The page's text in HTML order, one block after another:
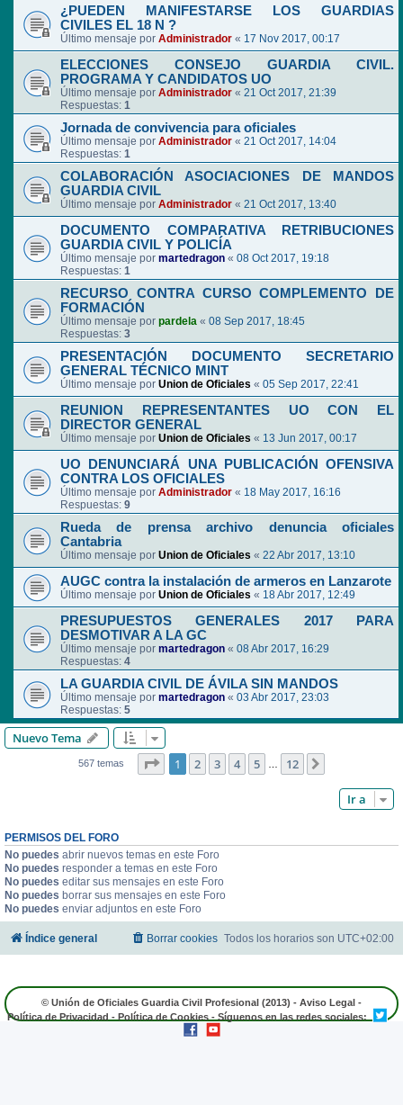
¿PUEDEN MANIFESTARSE LOS GUARDIAS
CIVILES EL 18 N ?
Último mensaje por Administrador « 17 Nov 2017, 00:17
ELECCIONES CONSEJO GUARDIA CIVIL.
PROGRAMA Y CANDIDATOS UO
Último mensaje por Administrador « 21 Oct 2017, 21:39
Respuestas: 1
Jornada de convivencia para oficiales
Último mensaje por Administrador « 21 Oct 2017, 14:04
Respuestas: 1
COLABORACIÓN ASOCIACIONES DE MANDOS
GUARDIA CIVIL
Último mensaje por Administrador « 21 Oct 2017, 13:40
DOCUMENTO COMPARATIVA RETRIBUCIONES
GUARDIA CIVIL Y POLICÍA
Último mensaje por martedragon « 08 Oct 2017, 19:18
Respuestas: 1
RECURSO CONTRA CURSO COMPLEMENTO DE
FORMACIÓN
Último mensaje por pardela « 08 Sep 2017, 18:45
Respuestas: 3
PRESENTACIÓN DOCUMENTO SECRETARIO
GENERAL TÉCNICO MINT
Último mensaje por Union de Oficiales « 05 Sep 2017, 22:41
REUNION REPRESENTANTES UO CON EL
DIRECTOR GENERAL
Último mensaje por Union de Oficiales « 13 Jun 2017, 00:17
UO DENUNCIARÁ UNA PUBLICACIÓN OFENSIVA
CONTRA LOS OFICIALES
Último mensaje por Administrador « 18 May 2017, 16:16
Respuestas: 9
Rueda de prensa archivo denuncia oficiales
Cantabria
Último mensaje por Union de Oficiales « 22 Abr 2017, 13:10
AUGC contra la instalación de armeros en Lanzarote
Último mensaje por Union de Oficiales « 18 Abr 2017, 12:49
PRESUPUESTOS GENERALES 2017 PARA
DESMOTIVAR A LA GC
Último mensaje por martedragon « 08 Abr 2017, 16:29
Respuestas: 4
LA GUARDIA CIVIL DE ÁVILA SIN MANDOS
Último mensaje por martedragon « 03 Abr 2017, 23:03
Respuestas: 5
Nuevo Tema
567 temas Página de 12
1 2 3 4 5 … 12
Ir a
PERMISOS DEL FORO
No puedes abrir nuevos temas en este Foro
No puedes responder a temas en este Foro
No puedes editar sus mensajes en este Foro
No puedes borrar sus mensajes en este Foro
No puedes enviar adjuntos en este Foro
Índice general Todos los horarios son UTC+02:00
Borrar cookies
© Unión de Oficiales Guardia Civil Profesional (2013) - Aviso Legal -
Política de Privacidad-Política de Cookies- Síguenos en las redes sociales: